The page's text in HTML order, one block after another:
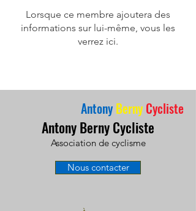
Lorsque ce membre ajoutera des
informations sur lui-même, vous les
verrez ici.
Antony Berny Cycliste
Antony Berny Cycliste
Association de cyclisme
Nous contacter